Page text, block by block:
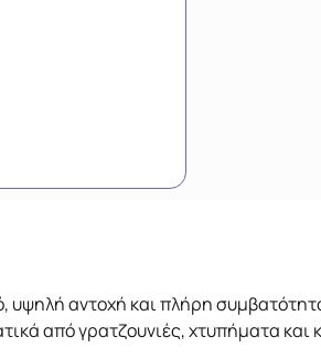
αντοχή και πλήρη
από γρατζουνιές, χτυπήματα